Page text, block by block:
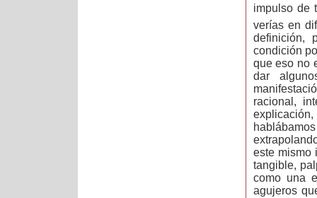
impulso de
verías en
definición,
condición
que eso no
dar
racional,
este mismo
tangible,
como una
agujeros